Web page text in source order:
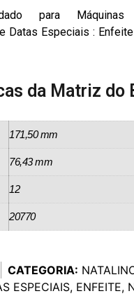
para
Datas Especiais :
da Matriz do
171,50 mm
76,43 mm
12
20770
CATEGORIA:
ESPECIAIS, ENFEITE,